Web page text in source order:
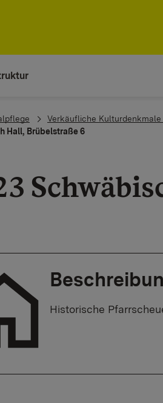
Verkäufliche
Hall, Brübelstraße 6
Historische